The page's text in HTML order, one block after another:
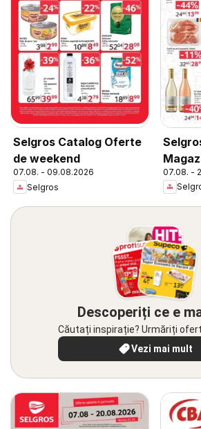
Selgros Catalog Oferte
de weekend
07.08. - 09.08.2026
Selgros
07.08. -
Descoperiți ce e
Căutați inspirație? Urmăriți
Vezi mai mult